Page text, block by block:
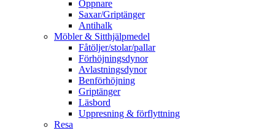
Öppnare
Saxar/Griptänger
Antihalk
Möbler & Sitthjälpmedel
Fåtöljer/stolar/pallar
Förhöjningsdynor
Avlastningsdynor
Benförhöjning
Griptänger
Läsbord
Uppresning & förflyttning
Resa